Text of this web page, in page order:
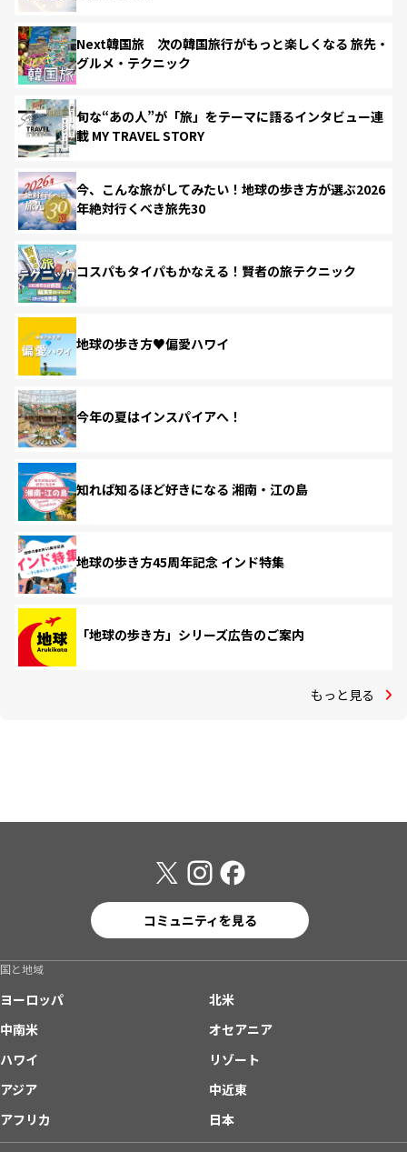
Next韓国旅 次の韓国旅行がもっと楽しくなる 旅先・
グルメ・テクニック
旬な“あの人”が「旅」をテーマに語るインタビュー連
載 MY TRAVEL STORY
今、こんな旅がしてみたい！地球の歩き方が選ぶ2026
年絶対行くべき旅先30
コスパもタイパもかなえる！賢者の旅テクニック
地球の歩き方♥偏愛ハワイ
今年の夏はインスパイアへ！
知れば知るほど好きになる 湘南・江の島
地球の歩き方45周年記念 インド特集
「地球の歩き方」シリーズ広告のご案内
もっと見る
コミュニティを見る
国と地域
ヨーロッパ
北米
中南米
オセアニア
ハワイ
リゾート
アジア
中近東
アフリカ
日本